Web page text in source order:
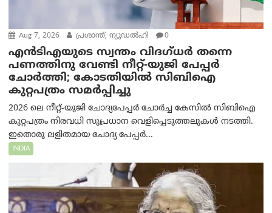
Aug 7, 2026 പ്രശാന്ത്, ന്യൂഡല്‍ഹി 0
എൻ‌ടി‌എയുടെ സ്വന്തം വിദഗ്ധർ തന്നെ
പണത്തിനു വേണ്ടി നീറ്റ്-യു‌ജി പേപ്പർ
ചോർത്തി; കോടതിയില്‍ സിബിഐ
കുറ്റപത്രം സമര്‍പ്പിച്ചു
2026 ലെ നീറ്റ്-യുജി ചോദ്യപേപ്പർ ചോർച്ച കേസിൽ സിബിഐ
കുറ്റപത്രം നിരവധി സുപ്രധാന വെളിപ്പെടുത്തലുകൾ നടത്തി.
ഇതൊരു ലളിതമായ ചോദ്യ പേപ്പർ...
INDIA